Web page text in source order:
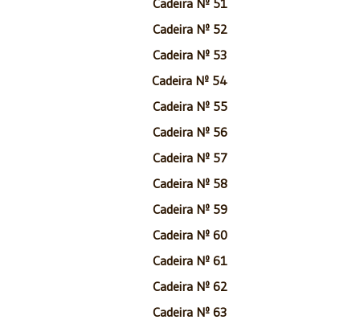
Cadeira Nº 52
Cadeira Nº 53
Cadeira Nº 54
Cadeira Nº 55
Cadeira Nº 56
Cadeira Nº 57
Cadeira Nº 58
Cadeira Nº 59
Cadeira Nº 60
Cadeira Nº 61
Cadeira Nº 62
Cadeira Nº 63